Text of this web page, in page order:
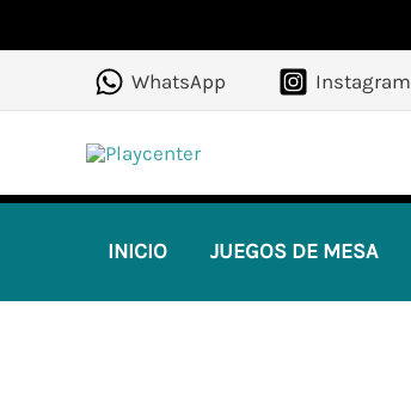
al
WhatsApp Instagram
INICIO JUEGOS DE MESA